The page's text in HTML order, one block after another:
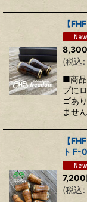
【
8,300
(税込:
■商品
プに
ゴあ
ませ
【
ト F-
7,200
(税込: